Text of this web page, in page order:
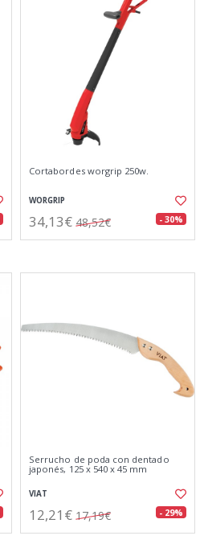
Cortabordes worgrip 250w.
WORGRIP
34,13€ 48,52€ - 30%
Serrucho de poda con dentado
japonés, 125 x 540 x 45 mm
VIAT
12,21€ 17,19€ - 29%